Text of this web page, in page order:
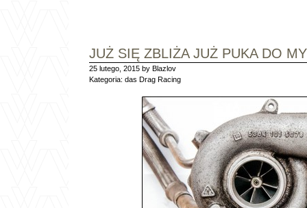
JUŻ SIĘ ZBLIŻA JUŻ PUKA DO
25 lutego, 2015 by Blazlov
Kategoria: das Drag Racing